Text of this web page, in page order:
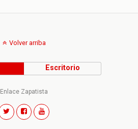
Volver arriba
Escritorio
Enlace Zapatista